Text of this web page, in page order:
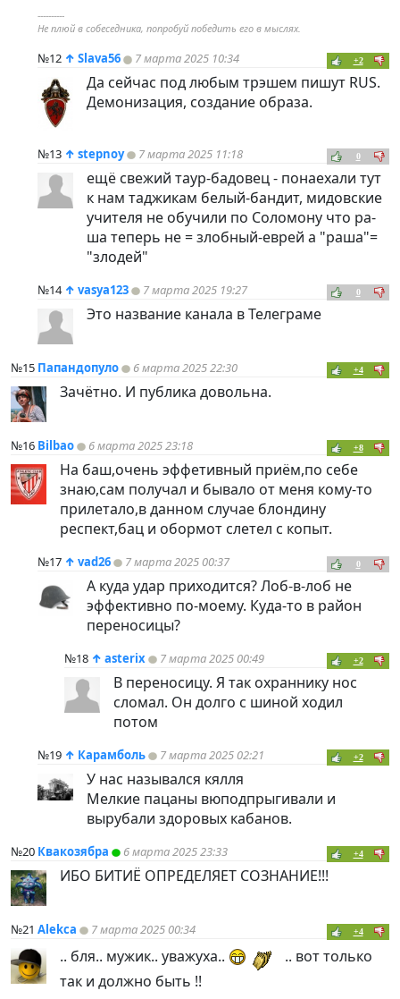
----------
Не плюй в собеседника, попробуй победить его в мыслях.
№12 ↑ Slava56 7 марта 2025 10:34 +2
Да сейчас под любым трэшем пишут RUS.
Демонизация, создание образа.
№13 ↑ stepnoy 7 марта 2025 11:18 0
ещё свежий таур-бадовец - понаехали тут
к нам таджикам белый-бандит, мидовские
учителя не обучили по Соломону что ра-
ша теперь не = злобный-еврей а "раша"=
"злодей"
№14 ↑ vasya123 7 марта 2025 19:27 0
Это название канала в Телеграме
№15 Папандопуло 6 марта 2025 22:30 +4
Зачётно. И публика довольна.
№16 Bilbao 6 марта 2025 23:18 +8
На баш,очень эффетивный приём,по себе
знаю,сам получал и бывало от меня кому-то
прилетало,в данном случае блондину
респект,бац и обормот слетел с копыт.
№17 ↑ vad26 7 марта 2025 00:37 0
А куда удар приходится? Лоб-в-лоб не
эффективно по-моему. Куда-то в район
переносицы?
№18 ↑ asterix 7 марта 2025 00:49 +2
В переносицу. Я так охраннику нос
сломал. Он долго с шиной ходил
потом
№19 ↑ Карамболь 7 марта 2025 02:21 +2
У нас назывался кялля
Мелкие пацаны вюподпрыгивали и
вырубали здоровых кабанов.
№20 Квакозябра 6 марта 2025 23:33 +4
ИБО БИТИЁ ОПРЕДЕЛЯЕТ СОЗНАНИЕ!!!
№21 Alekca 7 марта 2025 00:34 +4
.. бля.. мужик.. уважуха..
.. вот только
так и должно быть !!